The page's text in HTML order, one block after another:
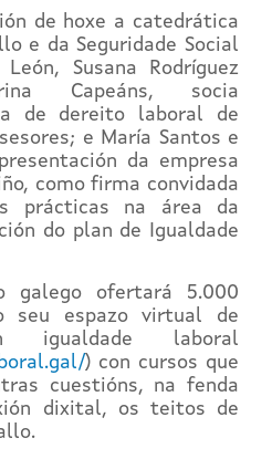
de hoxe a catedrática
e da Seguridade Social
Susana Rodríguez
Capeáns, socia
de dereito laboral de
e María Santos e
da empresa
como firma convidada
prácticas na área da
do plan de Igualdade
galego ofertará 5.000
seu espazo virtual de
igualdade laboral
) con cursos que
cuestións, na fenda
dixital, os teitos de